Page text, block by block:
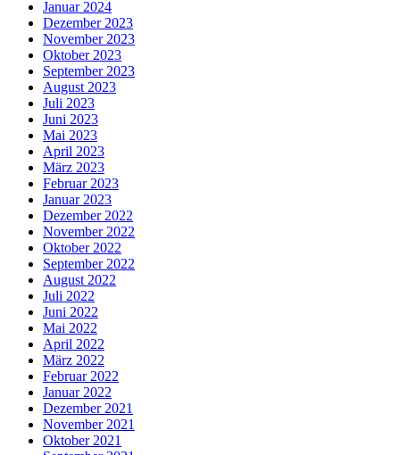
Januar 2024
Dezember 2023
November 2023
Oktober 2023
September 2023
August 2023
Juli 2023
Juni 2023
Mai 2023
April 2023
März 2023
Februar 2023
Januar 2023
Dezember 2022
November 2022
Oktober 2022
September 2022
August 2022
Juli 2022
Juni 2022
Mai 2022
April 2022
März 2022
Februar 2022
Januar 2022
Dezember 2021
November 2021
Oktober 2021